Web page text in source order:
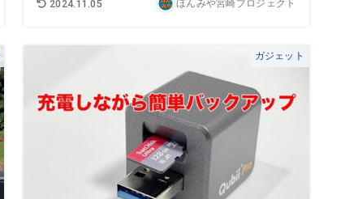
2024.11.05 ほんみや宮崎プロジェクト
ガジェット